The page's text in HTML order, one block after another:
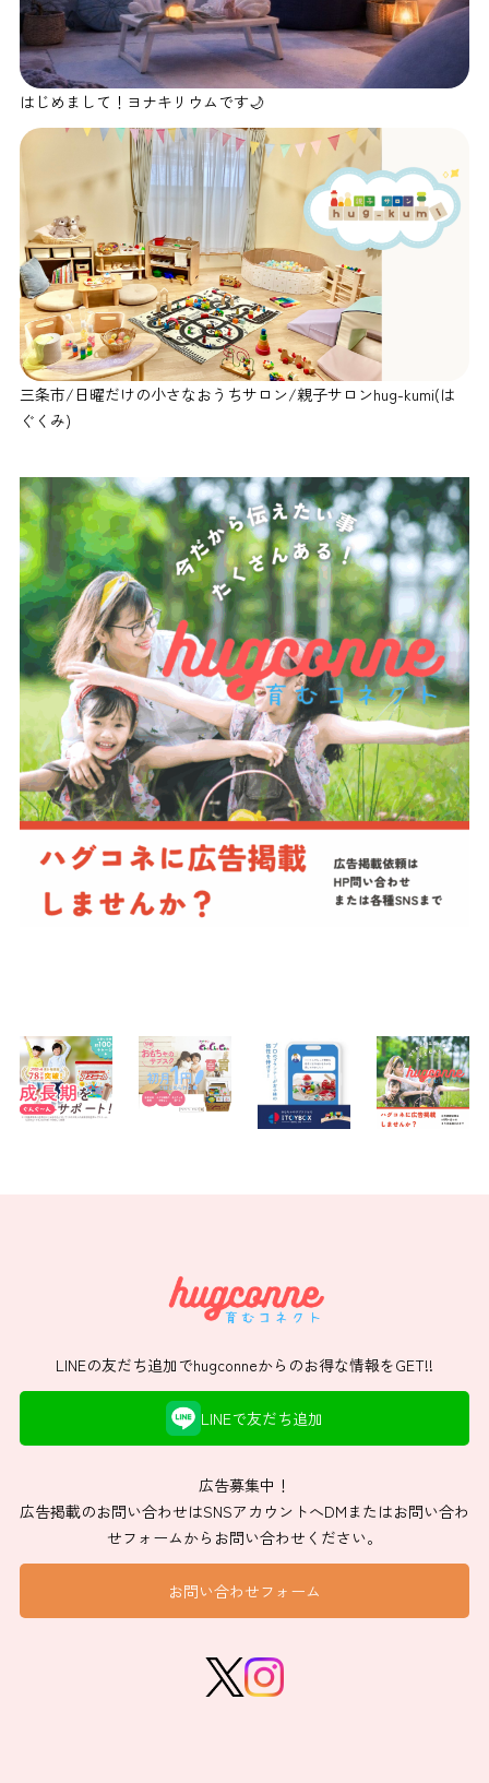
はじめまして！ヨナキリウムです🌙
三条市/日曜だけの小さなおうちサロン/親子サロンhug-kumi(は
ぐくみ)
LINEの友だち追加でhugconneからのお得な情報をGET!!
LINEで友だち追加
広告募集中！
広告掲載のお問い合わせはSNSアカウントへDMまたはお問い合わ
せフォームからお問い合わせください。
お問い合わせフォーム